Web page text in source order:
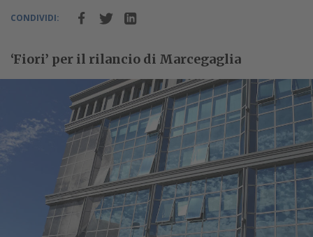
CONDIVIDI:
‘Fiori’ per il rilancio di Marcegaglia